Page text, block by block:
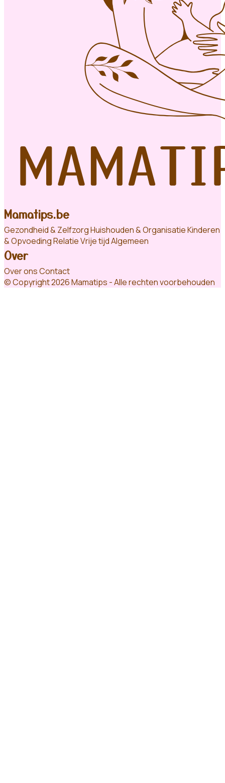
Mamatips.be
Gezondheid & ZelfzorgHuishouden & OrganisatieKinderen
& OpvoedingRelatieVrije tijdAlgemeen
Over
Over onsContact
© Copyright 2026 Mamatips - Alle rechten voorbehouden